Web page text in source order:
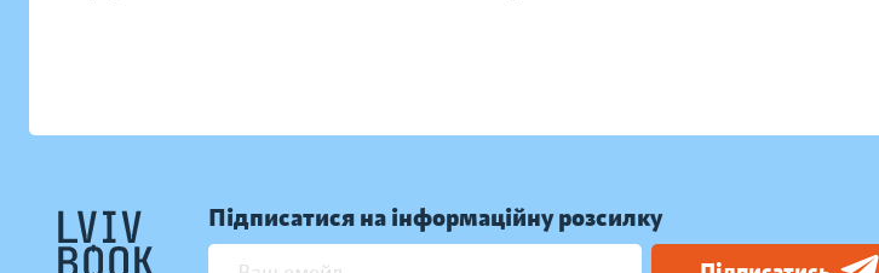
Підписатися на інформаційну розсилку